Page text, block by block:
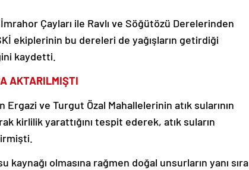
İmrahor Çayları ile Ravlı ve Söğütözü Derelerinden
ekiplerinin bu dereleri de yağışların getirdiği
kaydetti.
AKTARILMIŞTI
Ergazi ve Turgut Özal Mahallelerinin atık sularının
kirlilik yarattığını tespit ederek, atık suların
kaynağı olmasına rağmen doğal unsurların yanı sıra